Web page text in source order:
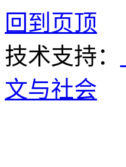
回到页顶
技术支持：
文与社会